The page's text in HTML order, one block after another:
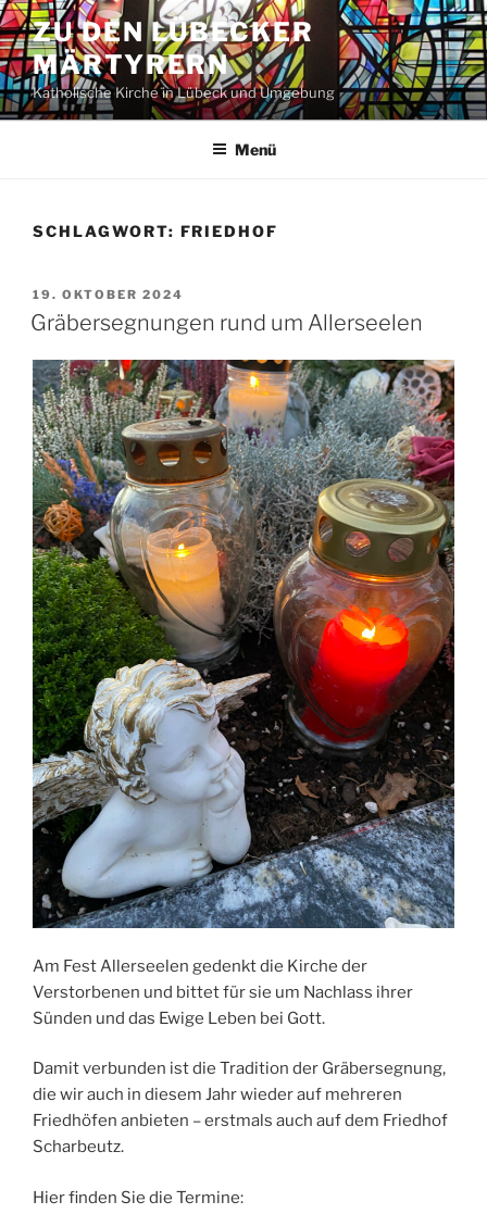
Zum
Inhalt
springen
ZU DEN LÜBECKER
MÄRTYRERN
Katholische Kirche in Lübeck und Umgebung
Menü
SCHLAGWORT: FRIEDHOF
VERÖFFENTLICHT
AM
19. OKTOBER 2024
Gräbersegnungen rund um Allerseelen
Am Fest Allerseelen gedenkt die Kirche der
Verstorbenen und bittet für sie um Nachlass ihrer
Sünden und das Ewige Leben bei Gott.
Damit verbunden ist die Tradition der Gräbersegnung,
die wir auch in diesem Jahr wieder auf mehreren
Friedhöfen anbieten – erstmals auch auf dem Friedhof
Scharbeutz.
Hier finden Sie die Termine: